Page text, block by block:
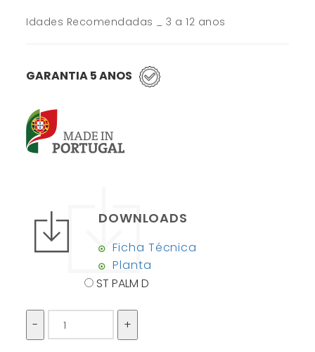
Idades Recomendadas _ 3 a 12 anos
GARANTIA 5 ANOS
DOWNLOADS
Ficha Técnica
Planta
ST PALM D